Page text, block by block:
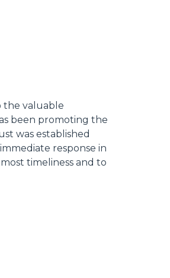
the valuable
been promoting the
was established
response in
timeliness and to